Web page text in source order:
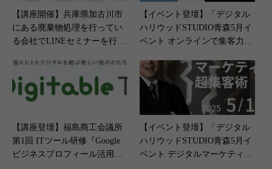
【講座開催】兵庫県加古川市
にある廃棄物処理を行ってい
る会社でLINEセミナーを行い
【イベント登壇】「デジタル
ハリウッドSTUDIO青森5月イ
ベント オンラインで集客力ア
ィール勉強会」＜2024年5月18
日（土）開催＞
【講座登壇】福島商工会議所
第1回 ITツール研修『Google
ビジネスプロフィール活用
【イベント登壇】「デジタル
ハリウッドSTUDIO青森5月イ
ベント デジタルマーケティン